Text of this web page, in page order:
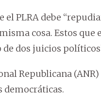
PLRA debe
cosa. Estos que
dos juicios
Republicana
democráticas.